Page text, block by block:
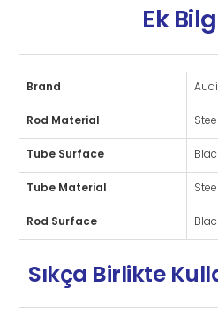
Ek
Brand Audi
Rod Material Steel
Tube Surface
Tube Material Steel
Rod Surface
Sıkça Birlikte